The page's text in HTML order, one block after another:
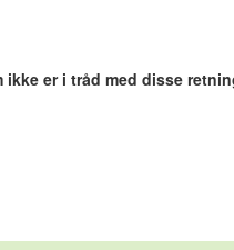
er i tråd med disse